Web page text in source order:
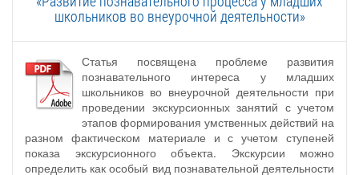
школьников во внеурочной деятельности»
Статья посвящена проблеме развития
познавательного интереса у младших
школьников во внеурочной деятельности при
проведении экскурсионных занятий с учетом
этапов формирования умственных действий на
разном фактическом материале и с учетом ступеней
показа экскурсионного объекта. Экскурсии можно
определить как особый вид познавательной деятельности